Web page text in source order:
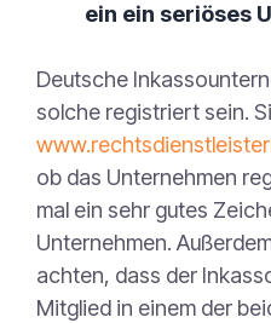
ein ein seriöses
Deutsche
solche registriert sein.
ob das Unternehmen
mal ein sehr gutes
Unternehmen.
achten, dass der
Mitglied in einem der